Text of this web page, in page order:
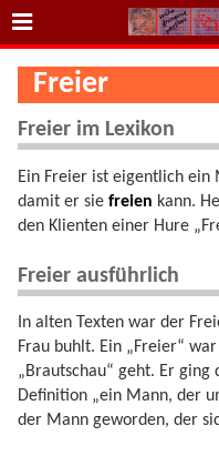
Freier
Freier im Lexikon
Ein Freier ist eigentlich ein
damit er sie freien kann.
den Klienten einer Hure
Freier ausführlich
In alten Texten war der
Frau buhlt. Ein „Freier“
„Brautschau“ geht. Er ging
Definition „ein Mann, der
der Mann geworden, der